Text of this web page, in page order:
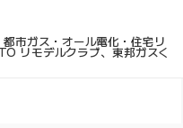
市ガス・オール電化・住宅リ
リモデルクラブ、東邦ガスく